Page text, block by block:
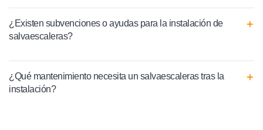
¿Existen subvenciones o ayudas para la instalación de
salvaescaleras?
¿Qué mantenimiento necesita un salvaescaleras tras la
instalación?